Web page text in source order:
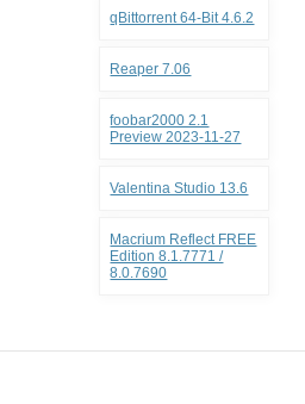
qBittorrent 64-Bit 4.6.2
Reaper 7.06
foobar2000 2.1
Preview 2023-11-27
Valentina Studio 13.6
Macrium Reflect FREE
Edition 8.1.7771 /
8.0.7690